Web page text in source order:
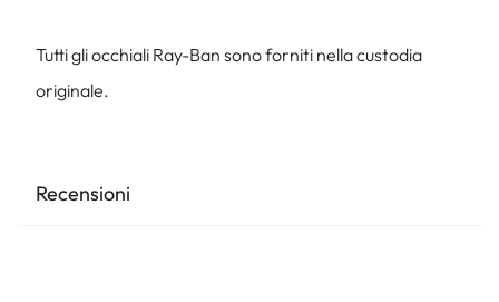
Tutti gli occhiali Ray-Ban sono forniti nella custodia
originale.
Recensioni